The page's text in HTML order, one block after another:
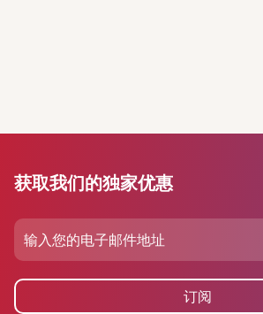
获取我们的独家优惠
订阅